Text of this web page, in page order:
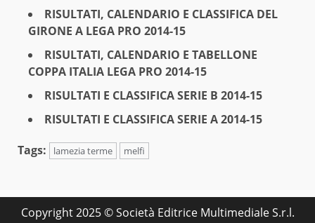
RISULTATI, CALENDARIO E CLASSIFICA DEL
GIRONE A LEGA PRO 2014-15
RISULTATI, CALENDARIO E TABELLONE
COPPA ITALIA LEGA PRO 2014-15
RISULTATI E CLASSIFICA SERIE B 2014-15
RISULTATI E CLASSIFICA SERIE A 2014-15
Tags:
lamezia terme melfi
Copyright 2025 © Società Editrice Multimediale S.r.l.